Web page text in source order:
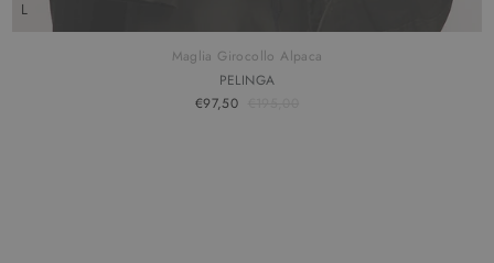
L
Maglia Girocollo Alpaca
PELINGA
€97,50